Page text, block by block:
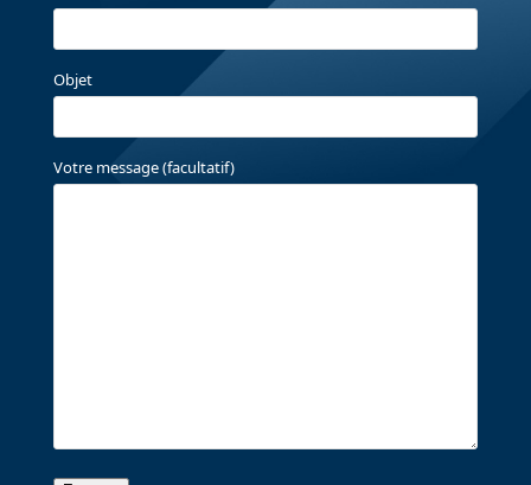
Objet
Votre message (facultatif)